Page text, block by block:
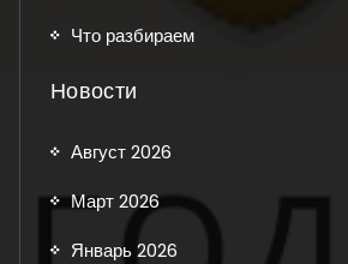
Что разбираем
Новости
Август 2026
Март 2026
Январь 2026